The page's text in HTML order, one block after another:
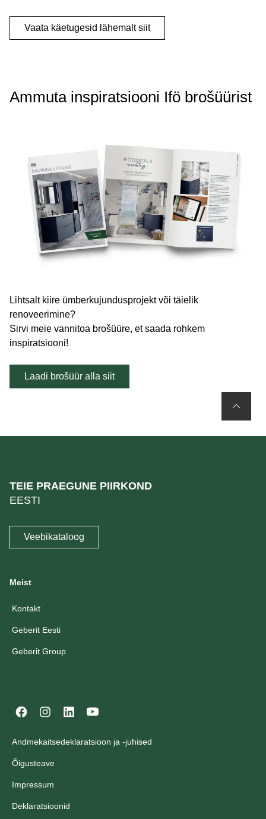
Vaata käetugesid lähemalt siit
Ammuta inspiratsiooni Ifö brošüürist
Lihtsalt kiire ümberkujundusprojekt või täielik
renoveerimine?
Sirvi meie vannitoa brošüüre, et saada rohkem
inspiratsiooni!
Laadi brošüür alla siit
TEIE PRAEGUNE PIIRKOND
EESTI
Veebikataloog
Meist
Kontakt
Geberit Eesti
Geberit Group
Andmekaitsedeklaratsioon ja -juhised
Õigusteave
Impressum
Deklaratsioonid